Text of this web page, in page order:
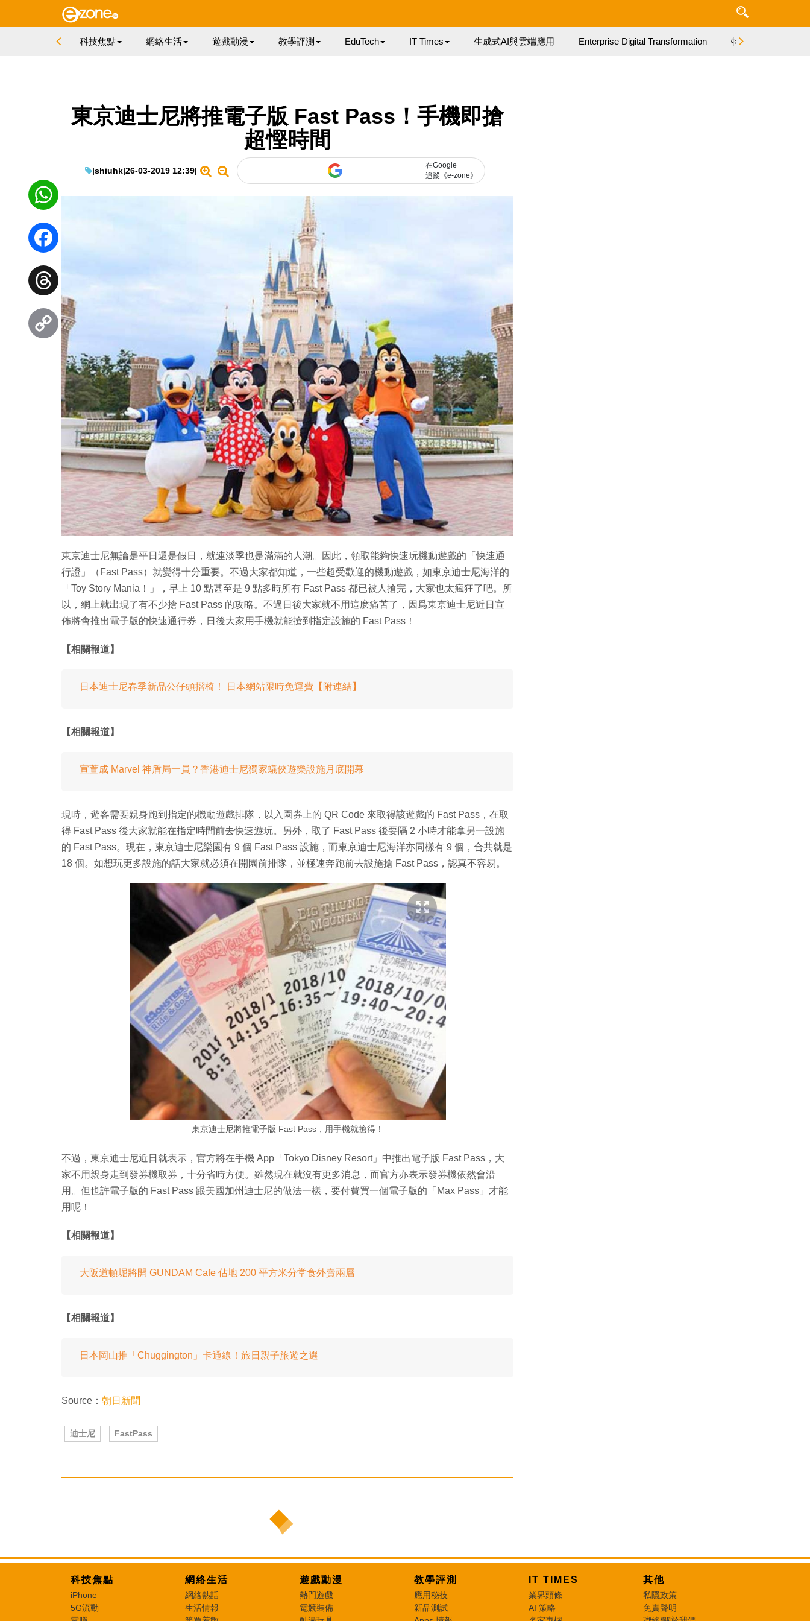
科技焦點 網絡生活 遊戲動漫 教學評測 EduTech IT Times 生成式AI與雲端應用 Enterprise Digital Transformation 特集
東京迪士尼將推電子版 Fast Pass！手機即搶
超慳時間
|shiuhk|26-03-2019 12:39|
在Google
追蹤《e-zone》
東京迪士尼無論是平日還是假日，就連淡季也是滿滿的人潮。因此，領取能夠快速玩機動遊戲的「快速通
行證」（Fast Pass）就變得十分重要。不過大家都知道，一些超受歡迎的機動遊戲，如東京迪士尼海洋的
「Toy Story Mania！」，早上 10 點甚至是 9 點多時所有 Fast Pass 都已被人搶完，大家也太瘋狂了吧。所
以，網上就出現了有不少搶 Fast Pass 的攻略。不過日後大家就不用這麽痛苦了，因爲東京迪士尼近日宣
佈將會推出電子版的快速通行券，日後大家用手機就能搶到指定設施的 Fast Pass！
【相關報道】
日本迪士尼春季新品公仔頭摺椅！ 日本網站限時免運費【附連結】
【相關報道】
宣萱成 Marvel 神盾局一員？香港迪士尼獨家蟻俠遊樂設施月底開幕
現時，遊客需要親身跑到指定的機動遊戲排隊，以入園券上的 QR Code 來取得該遊戲的 Fast Pass，在取
得 Fast Pass 後大家就能在指定時間前去快速遊玩。另外，取了 Fast Pass 後要隔 2 小時才能拿另一設施
的 Fast Pass。現在，東京迪士尼樂園有 9 個 Fast Pass 設施，而東京迪士尼海洋亦同樣有 9 個，合共就是
18 個。如想玩更多設施的話大家就必須在開園前排隊，並極速奔跑前去設施搶 Fast Pass，認真不容易。
東京迪士尼將推電子版 Fast Pass，用手機就搶得！
不過，東京迪士尼近日就表示，官方將在手機 App「Tokyo Disney Resort」中推出電子版 Fast Pass，大
家不用親身走到發券機取券，十分省時方便。雖然現在就沒有更多消息，而官方亦表示發券機依然會沿
用。但也許電子版的 Fast Pass 跟美國加州迪士尼的做法一樣，要付費買一個電子版的「Max Pass」才能
用呢！
【相關報道】
大阪道頓堀將開 GUNDAM Cafe 佔地 200 平方米分堂食外賣兩層
【相關報道】
日本岡山推「Chuggington」卡通線！旅日親子旅遊之選
Source： 朝日新聞
迪士尼 FastPass
WhatsApp
Facebook
Threads
Copy
Link
科技焦點
iPhone
5G流動
網絡生活
網絡熱話
生活情報
遊戲動漫
熱門遊戲
電競裝備
教學評測
應用秘技
新品測試
IT TIMES
業界頭條
AI 策略
其他
私隱政策
免責聲明